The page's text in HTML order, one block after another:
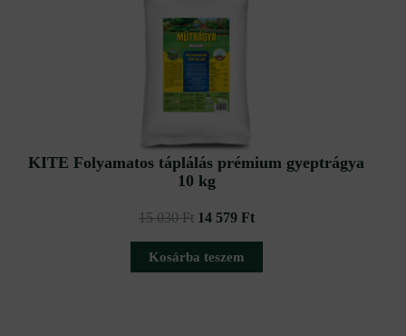
KITE Folyamatos táplálás prémium gyeptrágya
10 kg
15 030Ft
was:
15
030 Ft.
14 579 Ft
Kosárba teszem